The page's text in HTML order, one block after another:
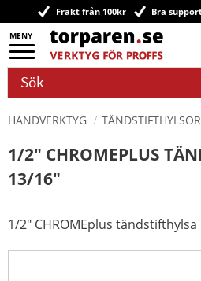
Meny
Frakt från 100kr Bra
HANDVERKTYG TÄNDSTIFTHYLSOR
1/2" CHROMEPLUS
13/16"
1/2" CHROMEplus tändstifthylsa